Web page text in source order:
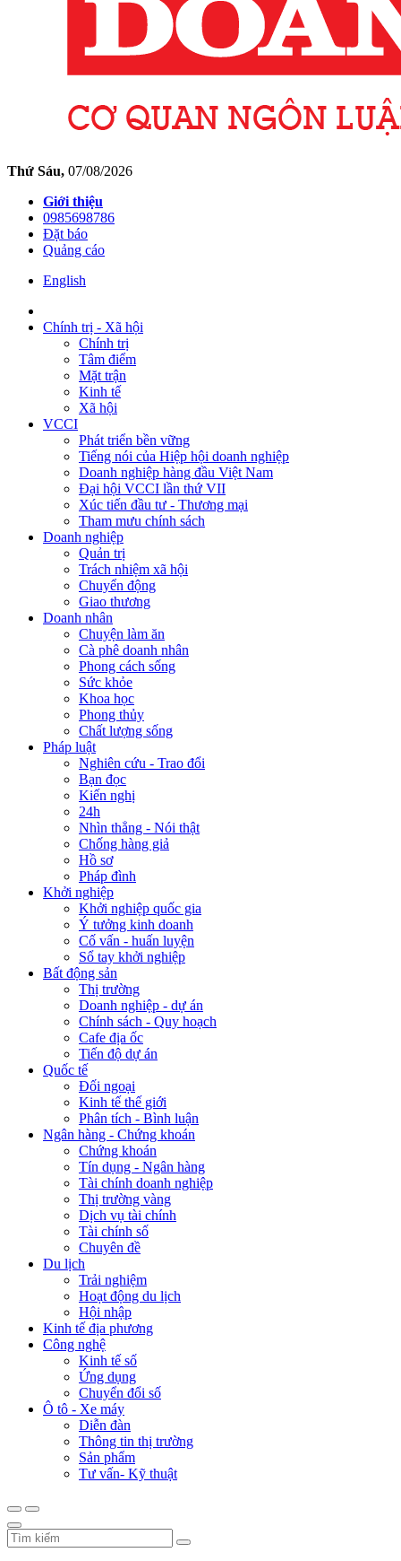
Thứ Sáu, 07/08/2026
Giới thiệu
0985698786
Đặt báo
Quảng cáo
English
Chính trị - Xã hội
Chính trị
Tâm điểm
Mặt trận
Kinh tế
Xã hội
VCCI
Phát triển bền vững
Tiếng nói của Hiệp hội doanh nghiệp
Doanh nghiệp hàng đầu Việt Nam
Đại hội VCCI lần thứ VII
Xúc tiến đầu tư - Thương mại
Tham mưu chính sách
Doanh nghiệp
Quản trị
Trách nhiệm xã hội
Chuyển động
Giao thương
Doanh nhân
Chuyện làm ăn
Cà phê doanh nhân
Phong cách sống
Sức khỏe
Khoa học
Phong thủy
Chất lượng sống
Pháp luật
Nghiên cứu - Trao đổi
Bạn đọc
Kiến nghị
24h
Nhìn thẳng - Nói thật
Chống hàng giả
Hồ sơ
Pháp đình
Khởi nghiệp
Khởi nghiệp quốc gia
Ý tưởng kinh doanh
Cố vấn - huấn luyện
Sổ tay khởi nghiệp
Bất động sản
Thị trường
Doanh nghiệp - dự án
Chính sách - Quy hoạch
Cafe địa ốc
Tiến độ dự án
Quốc tế
Đối ngoại
Kinh tế thế giới
Phân tích - Bình luận
Ngân hàng - Chứng khoán
Chứng khoán
Tín dụng - Ngân hàng
Tài chính doanh nghiệp
Thị trường vàng
Dịch vụ tài chính
Tài chính số
Chuyên đề
Du lịch
Trải nghiệm
Hoạt động du lịch
Hội nhập
Kinh tế địa phương
Công nghệ
Kinh tế số
Ứng dụng
Chuyển đổi số
Ô tô - Xe máy
Diễn đàn
Thông tin thị trường
Sản phẩm
Tư vấn- Kỹ thuật